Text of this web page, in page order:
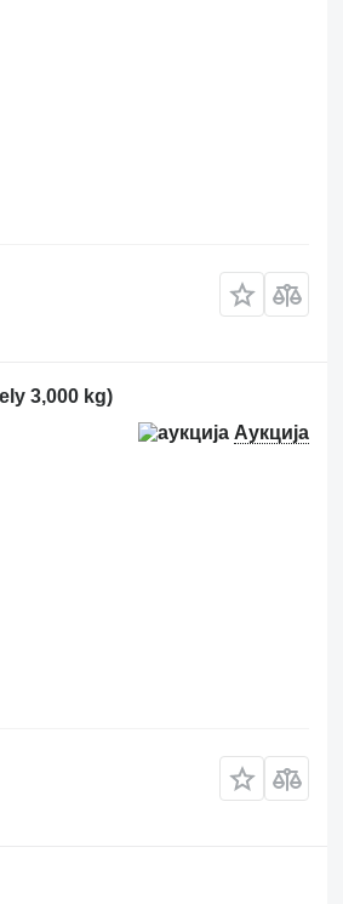
3,000 kg)
Аукција